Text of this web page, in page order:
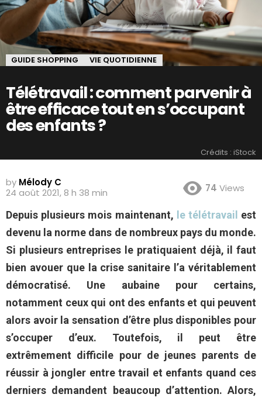
GUIDE SHOPPING VIE QUOTIDIENNE
Télétravail : comment parvenir à
être efficace tout en s’occupant
des enfants ?
Crédits : iStock
by Mélody C
24 août 2021, 8 h 38 min
74 Views
Depuis plusieurs mois maintenant, le télétravail est
devenu la norme dans de nombreux pays du monde.
Si plusieurs entreprises le pratiquaient déjà, il faut
bien avouer que la crise sanitaire l’a véritablement
démocratisé. Une aubaine pour certains,
notamment ceux qui ont des enfants et qui peuvent
alors avoir la sensation d’être plus disponibles pour
s’occuper d’eux. Toutefois, il peut être
extrêmement difficile pour de jeunes parents de
réussir à jongler entre travail et enfants quand ces
derniers demandent beaucoup d’attention. Alors,